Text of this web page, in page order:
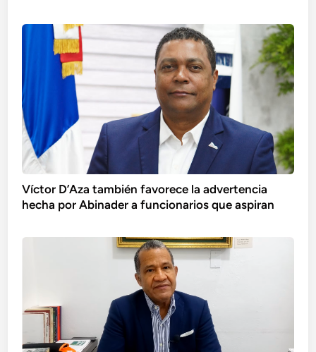
Víctor D’Aza también favorece la advertencia
hecha por Abinader a funcionarios que aspiran